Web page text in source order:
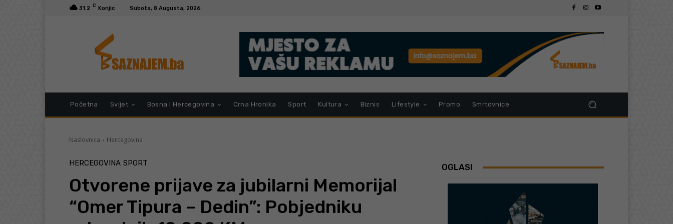
31.2 C Konjic Subota, 8 Augusta, 2026
Početna Svijet Bosna I Hercegovina Crna Hronika Sport Kultura Biznis Lifestyle Promo Smrtovnice
Naslovnica Hercegovina
HERCEGOVINA SPORT
Otvorene prijave za jubilarni Memorijal
“Omer Tipura – Dedin”: Pobjedniku
OGLASI